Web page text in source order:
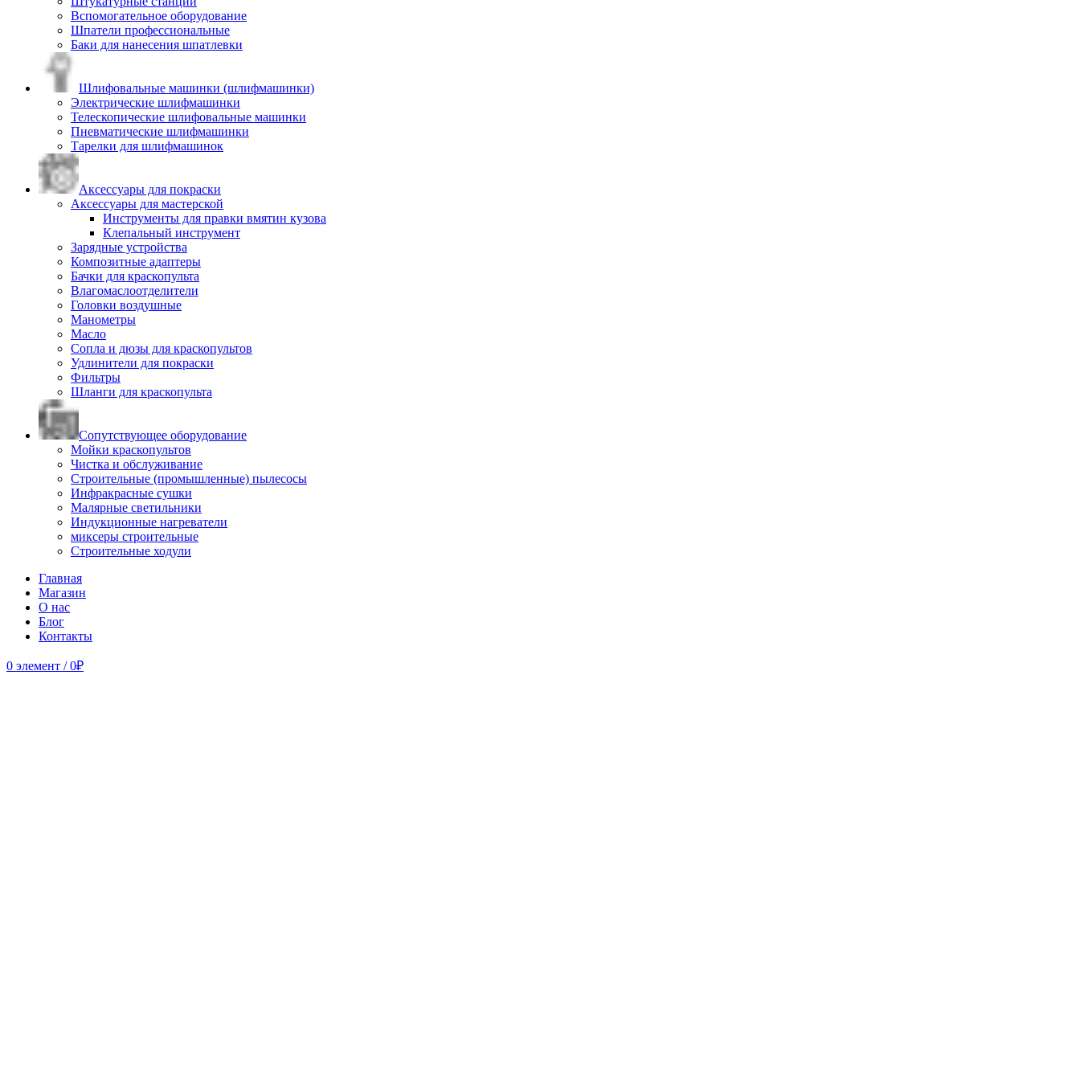
Вспомогательное оборудование
Шпатели профессиональные
Баки для нанесения шпатлевки
Шлифовальные машинки (шлифмашинки)
Электрические шлифмашинки
Телескопические шлифовальные машинки
Пневматические шлифмашинки
Тарелки для шлифмашинок
Аксессуары для покраски
Аксессуары для мастерской
Инструменты для правки вмятин кузова
Клепальный инструмент
Зарядные устройства
Композитные адаптеры
Бачки для краскопульта
Влагомаслоотделители
Головки воздушные
Манометры
Масло
Сопла и дюзы для краскопультов
Удлинители для покраски
Фильтры
Шланги для краскопульта
Сопутствующее оборудование
Мойки краскопультов
Чистка и обслуживание
Строительные (промышленные) пылесосы
Инфракрасные сушки
Малярные светильники
Индукционные нагреватели
миксеры строительные
Строительные ходули
Главная
Магазин
О нас
Блог
Контакты
0 элемент / 0₽